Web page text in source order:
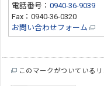
電話番号：0940-36-9039
Fax：0940-36-0320
お問い合わせフォーム
このマークがついている